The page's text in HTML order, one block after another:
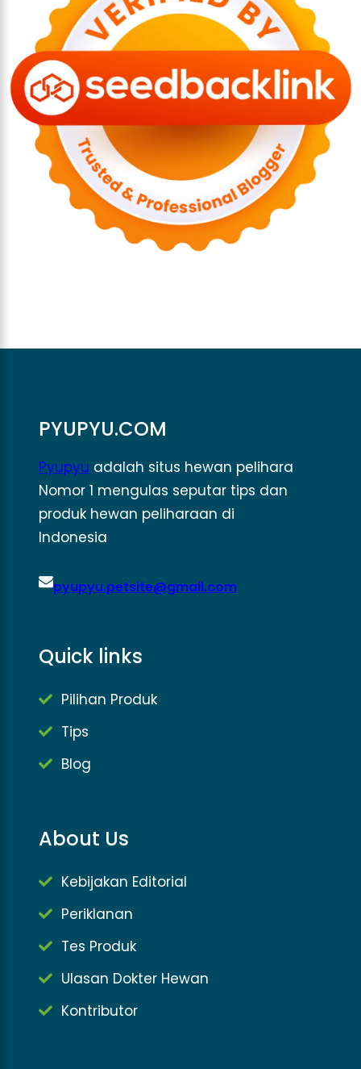
PYUPYU.COM
Pyupyu adalah situs hewan pelihara
Nomor 1 mengulas seputar tips dan
produk hewan peliharaan di
Indonesia
pyupyu.petsite@gmail.com
Quick links
Pilihan Produk
Tips
Blog
About Us
Kebijakan Editorial
Periklanan
Tes Produk
Ulasan Dokter Hewan
Kontributor